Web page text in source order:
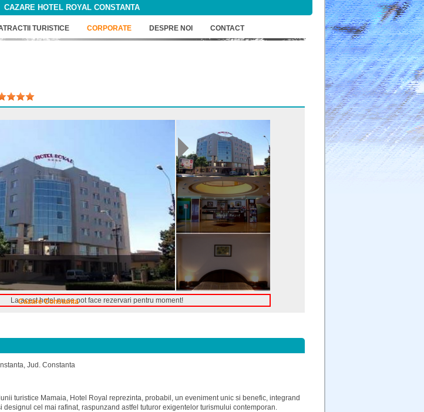
CAZARE HOTEL ROYAL CONSTANTA
TURISTICE CORPORATE DESPRE NOI CONTACT
Cazare Constanta
La acest hotel nu se pot face rezervari pentru moment!
Jud. Constanta
turistice Mamaia, Hotel Royal reprezinta, probabil, un eveniment unic si benefic, integrand
cel mai rafinat, raspunzand astfel tuturor exigentelor turismului contemporan.